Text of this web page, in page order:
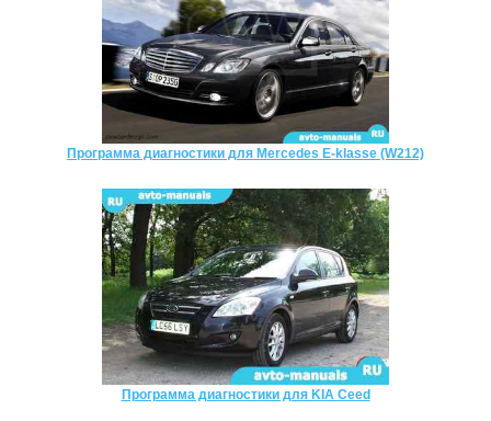
Программа диагностики для Mercedes E-klasse (W212)
Программа диагностики для KIA Ceed